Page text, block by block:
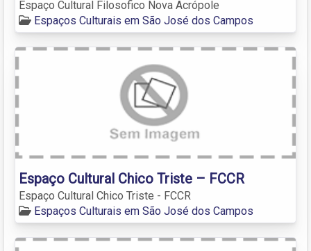
Espaço Cultural Filosofico Nova Acrópole
Espaços Culturais em São José dos Campos
Espaço Cultural Chico Triste – FCCR
Espaço Cultural Chico Triste - FCCR
Espaços Culturais em São José dos Campos